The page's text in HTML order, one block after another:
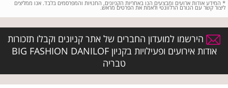
* המידע אודות ארועים ומבצעים הנו באחריות הקניונים, החנויות והמפרסמים בלבד. אנו ממליצים
ליצור קשר עם הגורם הרלוונטי ולאמת את הפרטים מראש.
הירשמו למועדון החברים של אתר קניונים וקבלו תזכורות
אודות אירועים ופעילויות בקניון BIG FASHION DANILOF
טבריה